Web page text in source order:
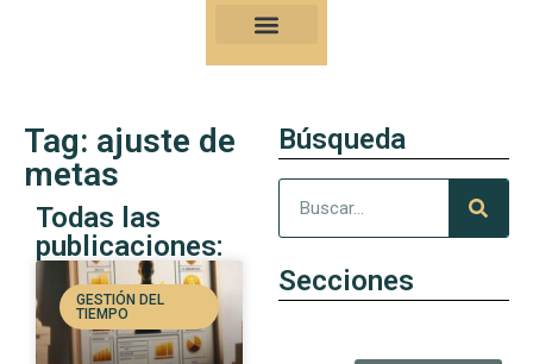
Tag: ajuste de
metas
Todas las
publicaciones:
GESTIÓN DEL
TIEMPO
Búsqueda
Secciones